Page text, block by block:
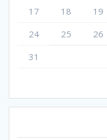
17
18 19
24
25 26
31